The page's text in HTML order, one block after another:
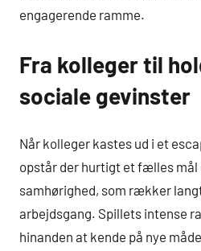
engagerende ramme.
Fra kolleger til
sociale gevinster
Når kolleger kastes ud i et
opstår der hurtigt et fælles mål
samhørighed, som rækker
arbejdsgang. Spillets intense
hinanden at kende på nye